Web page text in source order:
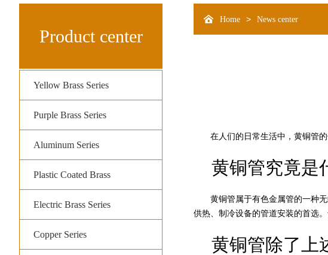
Product center
Yellow Brass Series
Purple Brass Series
Aluminum Series
Plastic Coated Brass
Electric Brass Series
Copper Series
Home > News center
在人们的日常生活中，黄铜管的
黄铜管究竟是
黄铜管属于有色金属管的一种无
供热、制冷设备的管道安装的首选
黄铜管除了上